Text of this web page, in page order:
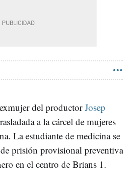
del productorJosep
a la cárcel de mujeres
La estudiante de medicina se
prisión provisional preventiva
en el centro de Brians 1.